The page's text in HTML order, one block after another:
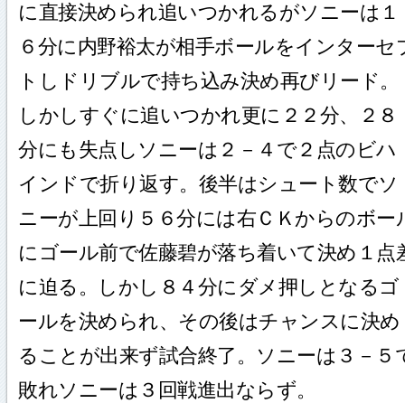
に直接決められ追いつかれるがソニーは１
６分に内野裕太が相手ボールをインターセ
トしドリブルで持ち込み決め再びリード。
しかしすぐに追いつかれ更に２２分、２８
分にも失点しソニーは２－４で２点のビハ
インドで折り返す。後半はシュート数でソ
ニーが上回り５６分には右ＣＫからのボー
にゴール前で佐藤碧が落ち着いて決め１点
に迫る。しかし８４分にダメ押しとなるゴ
ールを決められ、その後はチャンスに決め
ることが出来ず試合終了。ソニーは３－５
敗れソニーは３回戦進出ならず。